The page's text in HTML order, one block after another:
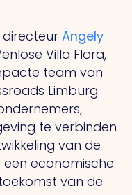
directeurAngely
Villa Flora,
team van
Limburg.
te verbinden
van de
een economische
van de